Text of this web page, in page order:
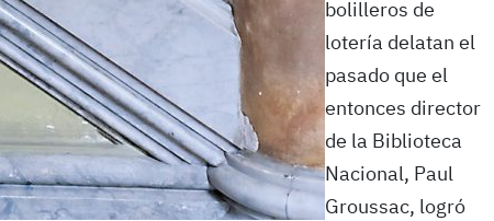
bolilleros de
lotería delatan el
pasado que el
entonces director
de la Biblioteca
Nacional, Paul
Groussac, logró